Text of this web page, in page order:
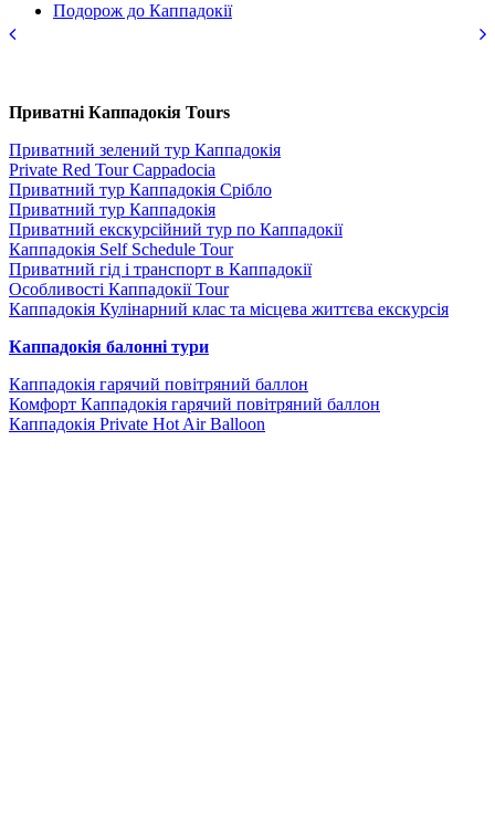
Подорож до Каппадокії
Приватні Каппадокія Tours
Приватний зелений тур Каппадокія
Private Red Tour Cappadocia
Приватний тур Каппадокія Срібло
Приватний тур Каппадокія
Приватний екскурсійний тур по Каппадокії
Каппадокія Self Schedule Tour
Приватний гід і транспорт в Каппадокії
Особливості Каппадокії Tour
Каппадокія Кулінарний клас та місцева життєва екскурсія
Каппадокія балонні тури
Каппадокія гарячий повітряний баллон
Комфорт Каппадокія гарячий повітряний баллон
Каппадокія Private Hot Air Balloon